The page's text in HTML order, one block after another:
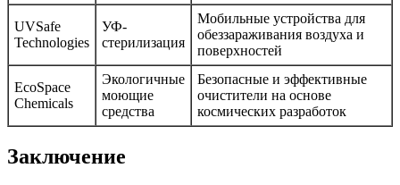
UVSafe
Technologies
УФ-
стерилизация
Мобильные устройства для
обеззараживания воздуха и
поверхностей
EcoSpace
Chemicals
Экологичные
моющие
средства
Безопасные и эффективные
очистители на основе
космических разработок
Заключение